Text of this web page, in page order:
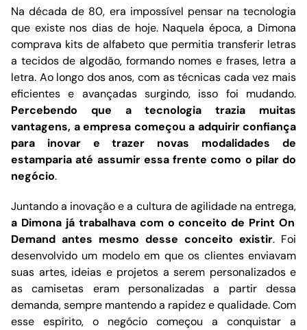
Na década de 80, era impossível pensar na tecnologia
que existe nos dias de hoje. Naquela época, a Dimona
comprava kits de alfabeto que permitia transferir letras
a tecidos de algodão, formando nomes e frases, letra a
letra. Ao longo dos anos, com as técnicas cada vez mais
eficientes e avançadas surgindo, isso foi mudando.
Percebendo que a tecnologia trazia muitas
vantagens, a empresa começou a adquirir confiança
para inovar e trazer novas modalidades de
estamparia até assumir essa frente como o pilar do
negócio.
Juntando a inovação e a cultura de agilidade na entrega,
a Dimona já trabalhava com o conceito de Print On
Demand antes mesmo desse conceito existir. Foi
desenvolvido um modelo em que os clientes enviavam
suas artes, ideias e projetos a serem personalizados e
as camisetas eram personalizadas a partir dessa
demanda, sempre mantendo a rapidez e qualidade. Com
esse espírito, o negócio começou a conquistar a